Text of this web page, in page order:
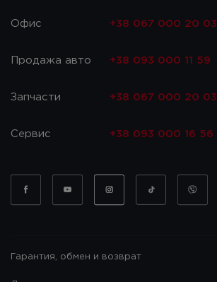
Офис +38 067 000 20 03
Продажа авто +38 093 000 11 59
Запчасти +38 067 000 20 03
Сервис +38 093 000 16 56
Гарантия, обмен и возврат